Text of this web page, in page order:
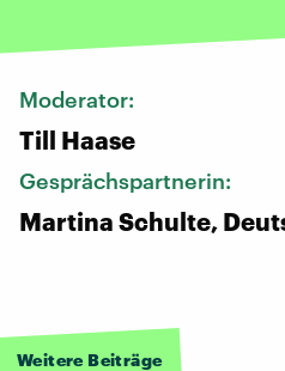
Moderator:
Till Haase
Gesprächspartnerin:
Martina Schulte,
Weitere Beiträge